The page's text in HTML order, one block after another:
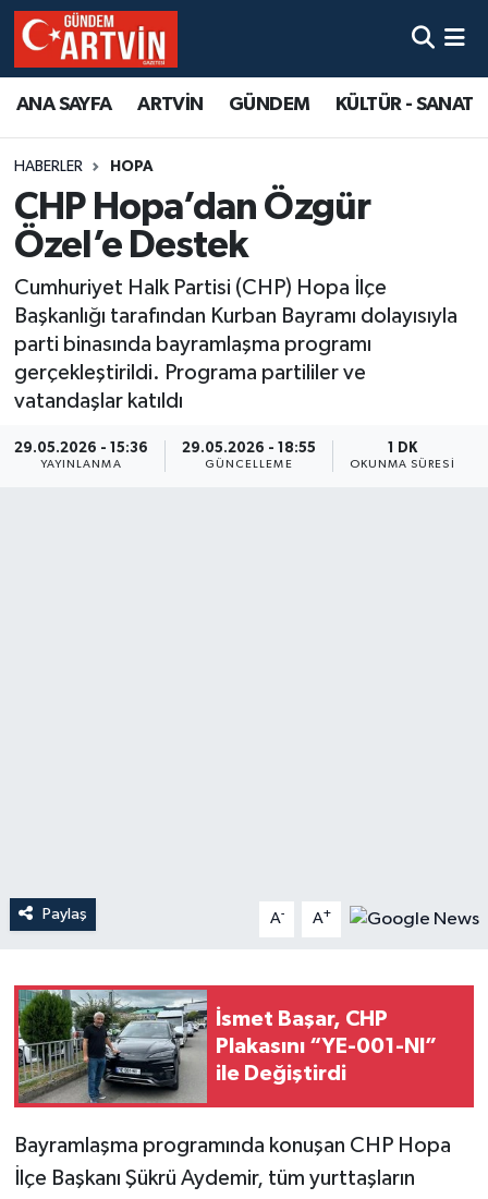
ANA SAYFA ARTVİN GÜNDEM KÜLTÜR - SANAT
HABERLER HOPA
CHP Hopa’dan Özgür
Özel’e Destek
Cumhuriyet Halk Partisi (CHP) Hopa İlçe
Başkanlığı tarafından Kurban Bayramı dolayısıyla
parti binasında bayramlaşma programı
gerçekleştirildi. Programa partililer ve
vatandaşlar katıldı
29.05.2026 - 15:36
YAYINLANMA
29.05.2026 - 18:55
GÜNCELLEME
1 DK
OKUNMA SÜRESI
Paylaş A- A+
İsmet Başar, CHP
Plakasını “YE-001-NI”
ile Değiştirdi
Bayramlaşma programında konuşan CHP Hopa
İlçe Başkanı Şükrü Aydemir, tüm yurttaşların